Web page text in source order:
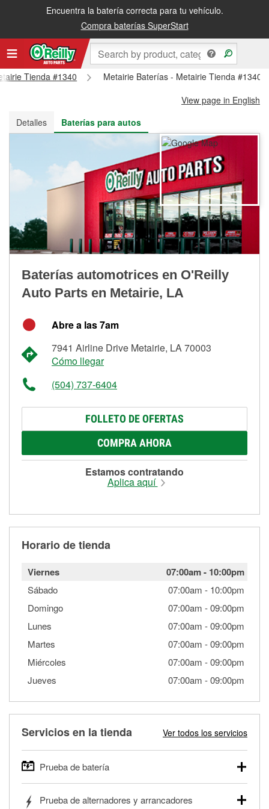
Encuentra la batería correcta para tu vehículo.
Compra baterías SuperStart
Recibe tu orden gratis al día siguiente o recógela en la tienda
Tienda #1340
Metairie Baterías - Metairie Tienda #1340
View page in English
Detalles
Baterías para autos
Baterías automotrices en O'Reilly
Auto Parts en Metairie, LA
Abre a las 7am
7941 Airline Drive Metairie, LA 70003
Cómo llegar
(504) 737-6404
FOLLETO DE OFERTAS
COMPRA AHORA
Estamos contratando
Aplica aquí
Horario de tienda
Viernes 07:00am- 10:00pm
Sábado 07:00am - 10:00pm
Domingo
07:00am -09:00pm
Lunes
07:00am -09:00pm
Martes
07:00am -09:00pm
Miércoles
07:00am -09:00pm
Jueves
07:00am -09:00pm
Servicios en la tienda Ver todos los servicios
Prueba de batería
autos, camionetas, SUVs, vehículos comerciales y
Prueba de alternadores y arrancadores